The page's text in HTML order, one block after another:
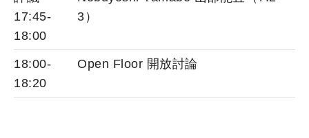
17:45-
18:00
3）
18:00-
18:20
Open Floor 開放討論